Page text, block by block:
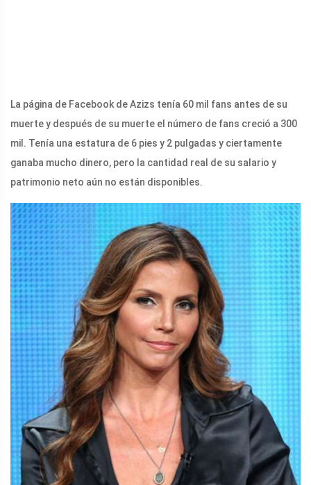
La página de Facebook de Azizs tenía 60 mil fans antes de su
muerte y después de su muerte el número de fans creció a 300
mil. Tenía una estatura de 6 pies y 2 pulgadas y ciertamente
ganaba mucho dinero, pero la cantidad real de su salario y
patrimonio neto aún no están disponibles.